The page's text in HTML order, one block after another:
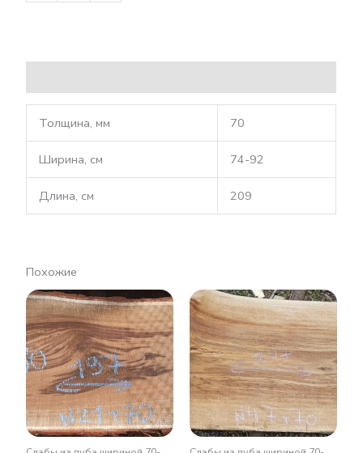
Толщина, мм 70
Ширина, см 74-92
Длина, см 209
Похожие